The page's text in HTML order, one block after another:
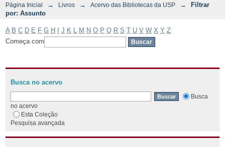
Página Inicial → Livros → Acervo das Bibliotecas da USP →
Filtrar
por: Assunto
A B C D E F G H J K M N O P Q R S T U V W X Y Z
Começa com
Busca no acervo
Busca
no acervo
Esta Coleção
Pesquisa avançada